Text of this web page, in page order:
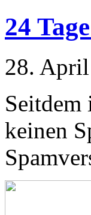
24
28.
Seitdem
keinen